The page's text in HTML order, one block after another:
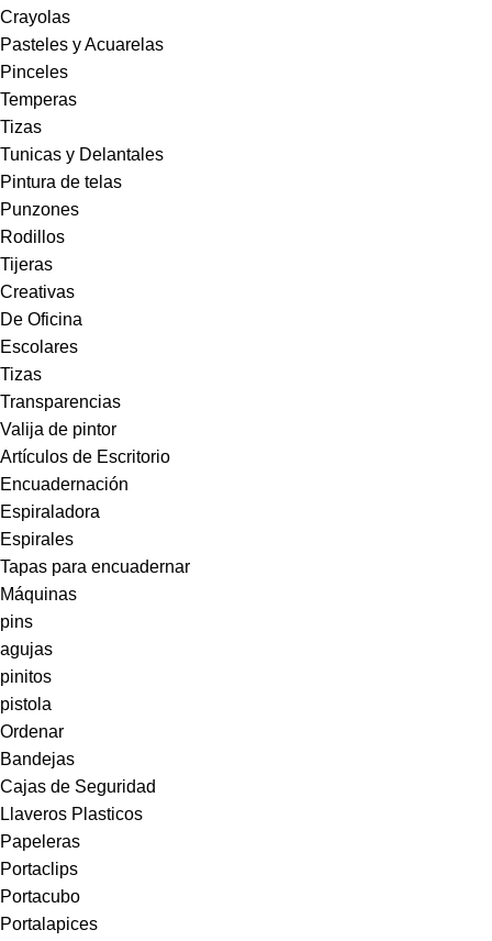
Crayolas
Pasteles y Acuarelas
Pinceles
Temperas
Tizas
Tunicas y Delantales
Pintura de telas
Punzones
Rodillos
Tijeras
Creativas
De Oficina
Escolares
Tizas
Transparencias
Valija de pintor
Artículos de Escritorio
Encuadernación
Espiraladora
Espirales
Tapas para encuadernar
Máquinas
pins
agujas
pinitos
pistola
Ordenar
Bandejas
Cajas de Seguridad
Llaveros Plasticos
Papeleras
Portaclips
Portacubo
Portalapices